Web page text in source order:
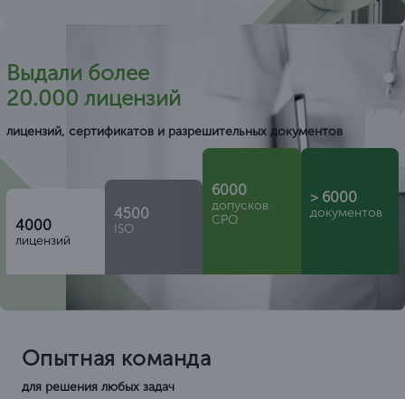
Выдали более
20.000 лицензий
лицензий, сертификатов и разрешительных документов
4000
лицензий
4500
ISO
6000
допусков
СРО
> 6000
документов
Опытная команда
для решения любых задач